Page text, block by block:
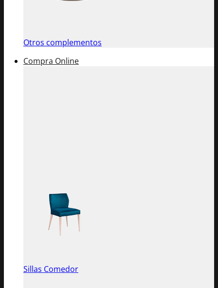
Otros complementos
Compra Online
Sillas Comedor